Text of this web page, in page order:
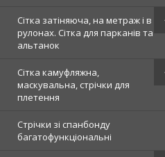
Сітка затіняюча, на метраж і в
рулонах. Сітка для парканів та
альтанок
Сітка камуфляжна,
маскувальна, стрічки для
плетення
Стрічки зі спанбонду
багатофункціональні